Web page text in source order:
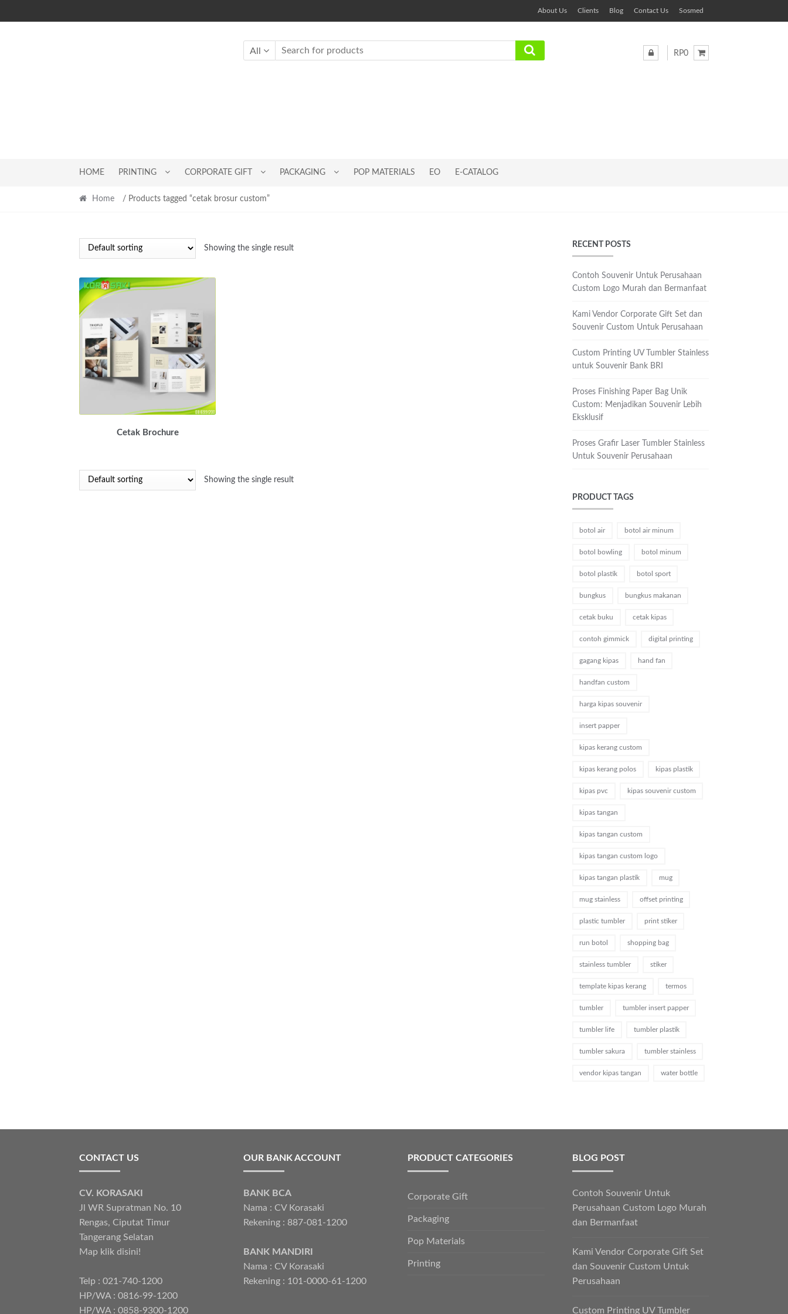
to
to
About Us Clients Blog Contact Us Sosmed
All RP0
HOME PRINTING CORPORATE GIFT PACKAGING POP MATERIALS EO E-CATALOG
Home / Products tagged “cetak brosur custom”
Showing the single result
Cetak Brochure
Showing the single result
RECENT POSTS
Contoh Souvenir Untuk Perusahaan
Custom Logo Murah dan Bermanfaat
Kami Vendor Corporate Gift Set dan
Souvenir Custom Untuk Perusahaan
Custom Printing UV Tumbler Stainless
untuk Souvenir Bank BRI
Proses Finishing Paper Bag Unik
Custom: Menjadikan Souvenir Lebih
Eksklusif
Proses Grafir Laser Tumbler Stainless
Untuk Souvenir Perusahaan
PRODUCT TAGS
botol air botol air minum
botol bowling botol minum
botol plastik botol sport
bungkus bungkus makanan
cetak buku cetak kipas
contoh gimmick digital printing
gagang kipas hand fan
handfan custom
harga kipas souvenir
insert papper
kipas kerang custom
kipas kerang polos kipas plastik
kipas pvc kipas souvenir custom
kipas tangan
kipas tangan custom
kipas tangan custom logo
kipas tangan plastik mug
mug stainless offset printing
plastic tumbler print stiker
run botol shopping bag
stainless tumbler stiker
template kipas kerang termos
tumbler tumbler insert papper
tumbler life tumbler plastik
tumbler sakura tumbler stainless
vendor kipas tangan water bottle
CONTACT US
CV. KORASAKI
Jl WR Supratman No. 10
Rengas, Ciputat Timur
Tangerang Selatan
Map klik disini!
Telp : 021-740-1200
HP/WA : 0816-99-1200
HP/WA : 0858-9300-1200
OUR BANK ACCOUNT
BANK BCA
Nama : CV Korasaki
Rekening : 887-081-1200
BANK MANDIRI
Nama : CV Korasaki
Rekening : 101-0000-61-1200
PRODUCT CATEGORIES
Corporate Gift
Packaging
Pop Materials
Printing
BLOG POST
Contoh Souvenir Untuk
Perusahaan Custom Logo Murah
dan Bermanfaat
Kami Vendor Corporate Gift Set
dan Souvenir Custom Untuk
Perusahaan
Custom Printing UV Tumbler